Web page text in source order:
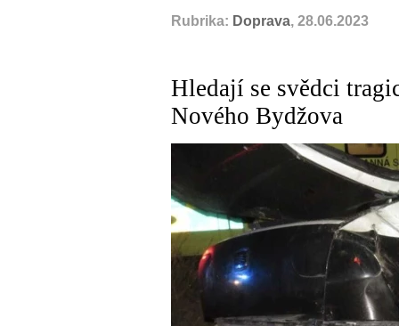
Rubrika: Doprava, 28.06.2023
Hledají se svědci
Nového Bydžova